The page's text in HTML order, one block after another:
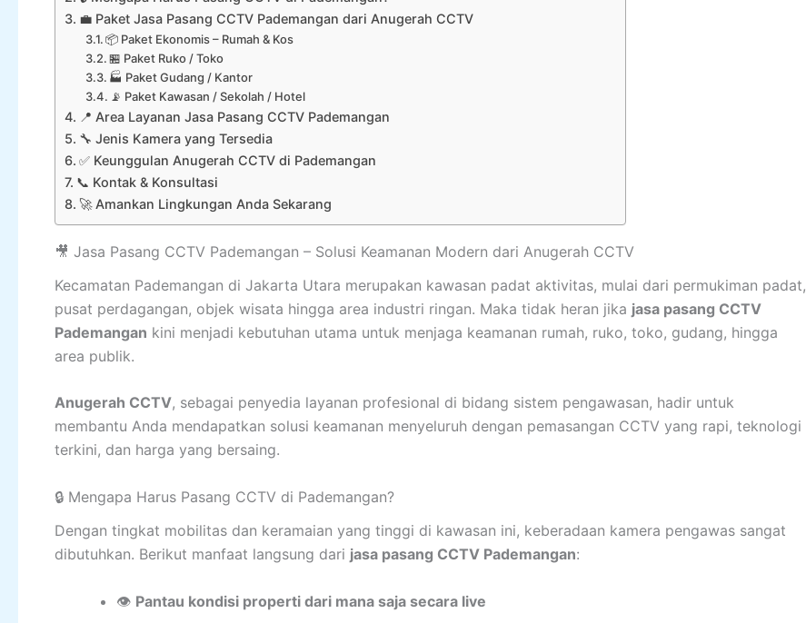
💼 Paket Jasa Pasang CCTV Pademangan dari Anugerah CCTV
📦 Paket Ekonomis – Rumah & Kos
🏪 Paket Ruko / Toko
🏭 Paket Gudang / Kantor
📡 Paket Kawasan / Sekolah / Hotel
📍 Area Layanan Jasa Pasang CCTV Pademangan
🔧 Jenis Kamera yang Tersedia
✅ Keunggulan Anugerah CCTV di Pademangan
📞 Kontak & Konsultasi
🚀 Amankan Lingkungan Anda Sekarang
🎥 Jasa Pasang CCTV Pademangan – Solusi Keamanan Modern dari Anugerah CCTV
Kecamatan Pademangan di Jakarta Utara merupakan kawasan padat aktivitas, mulai dari permukiman padat,
pusat perdagangan, objek wisata hingga area industri ringan. Maka tidak heran jika jasa pasang CCTV
Pademangan kini menjadi kebutuhan utama untuk menjaga keamanan rumah, ruko, toko, gudang, hingga
area publik.
Anugerah CCTV, sebagai penyedia layanan profesional di bidang sistem pengawasan, hadir untuk
membantu Anda mendapatkan solusi keamanan menyeluruh dengan pemasangan CCTV yang rapi, teknologi
terkini, dan harga yang bersaing.
🔒 Mengapa Harus Pasang CCTV di Pademangan?
Dengan tingkat mobilitas dan keramaian yang tinggi di kawasan ini, keberadaan kamera pengawas sangat
dibutuhkan. Berikut manfaat langsung dari jasa pasang CCTV Pademangan:
👁️ Pantau kondisi properti dari mana saja secara live